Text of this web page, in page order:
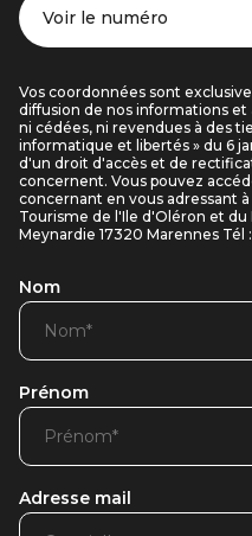
Voir le numéro
Vos coordonnées sont
diffusion de nos informations et
ni cédées, ni revendues à des
informatique et libertés » du 6
d'un droit d'accès et de
concernent. Vous pouvez
concernant en vous adressant
Tourisme de l'Ile d'Oléron et du
Meynardie 17320 Marennes Tél
Nom
Prénom
Adresse mail